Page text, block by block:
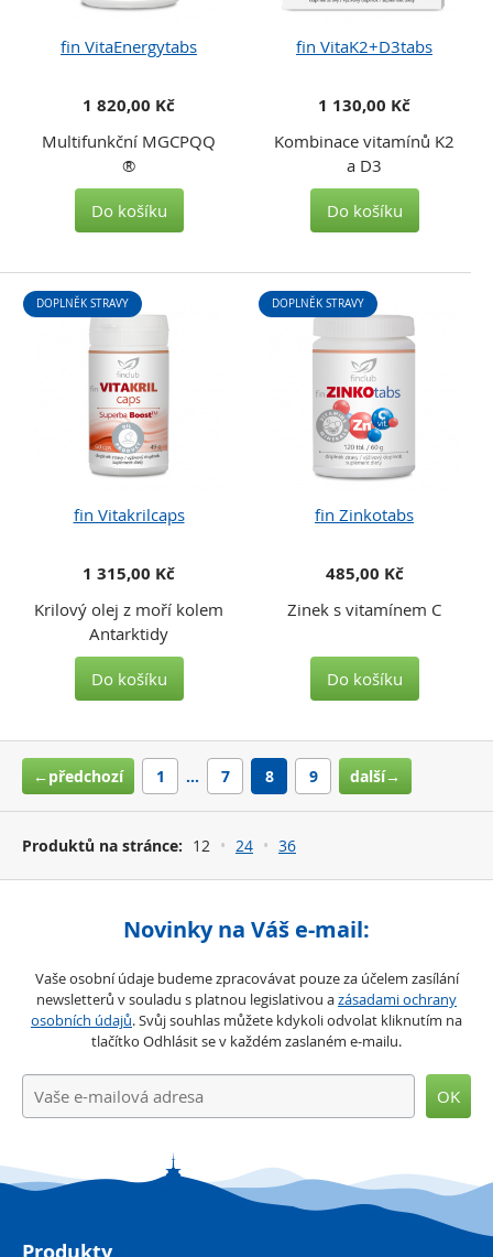
fin VitaEnergytabs
1 820,00 Kč
Multifunkční MGCPQQ
®
Do košíku
fin VitaK2+D3tabs
1 130,00 Kč
Kombinace vitamínů K2
a D3
Do košíku
fin Vitakrilcaps
DOPLNĚK STRAVY
1 315,00 Kč
Krilový olej z moří kolem
Antarktidy
Do košíku
fin Zinkotabs
DOPLNĚK STRAVY
485,00 Kč
Zinek s vitamínem C
Do košíku
←předchozí 1 … 7 8 9 další→
Produktů na stránce: 12 24 36
Novinky na Váš e-mail:
Vaše osobní údaje budeme zpracovávat pouze za účelem zasílání
newsletterů v souladu s platnou legislativou azásadami ochrany
osobních údajů. Svůj souhlas můžete kdykoli odvolat kliknutím na
tlačítko Odhlásit se v každém zaslaném e-mailu.
OK